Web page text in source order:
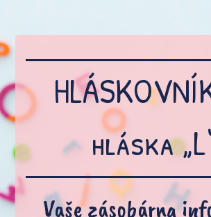
hláska
Vaše zásobárna